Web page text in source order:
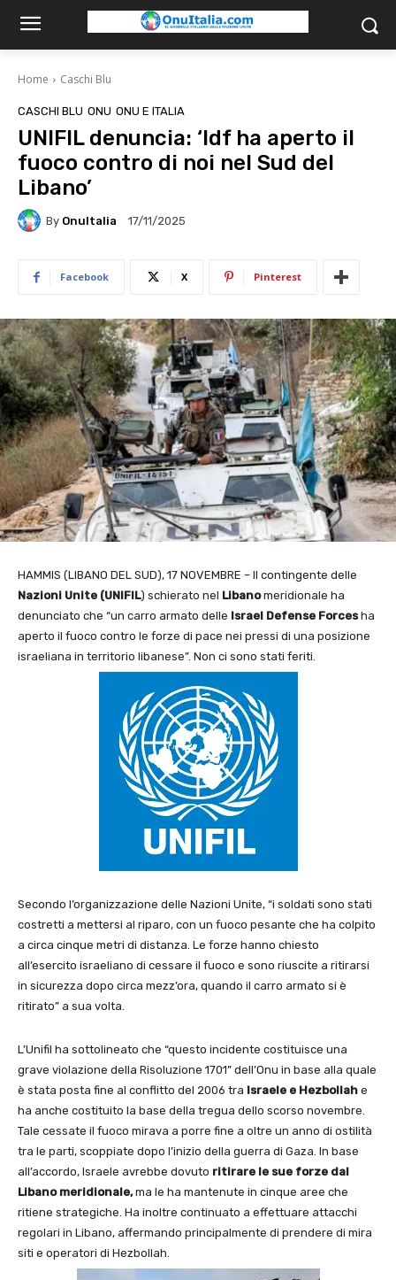
Home Caschi Blu
CASCHI BLU ONU ONU E ITALIA
UNIFIL denuncia: ‘Idf ha aperto il
fuoco contro di noi nel Sud del
Libano’
By OnuItalia 17/11/2025
Facebook X Pinterest
HAMMIS (LIBANO DEL SUD), 17 NOVEMBRE – Il contingente delle
Nazioni Unite (UNIFIL) schierato nel Libanomeridionale ha
denunciato che “un carro armato delle Israel Defense Forcesha
aperto il fuoco contro le forze di pace nei pressi di una posizione
israeliana in territorio libanese”. Non ci sono stati feriti.
Secondo l’organizzazione delle Nazioni Unite, “i soldati sono stati
costretti a mettersi al riparo, con un fuoco pesante che ha colpito
a circa cinque metri di distanza. Le forze hanno chiesto
all’esercito israeliano di cessare il fuoco e sono riuscite a ritirarsi
in sicurezza dopo circa mezz’ora, quando il carro armato si è
ritirato” a sua volta.
L’Unifil ha sottolineato che “questo incidente costituisce una
grave violazione della Risoluzione 1701” dell’Onu in base alla quale
è stata posta fine al conflitto del 2006 tra Israele e Hezbollah e
ha anche costituito la base della tregua dello scorso novembre.
Tale cessate il fuoco mirava a porre fine a oltre un anno di ostilità
tra le parti, scoppiate dopo l’inizio della guerra di Gaza. In base
all’accordo, Israele avrebbe dovuto ritirare le sue forze dal
Libano meridionale,ma le ha mantenute in cinque aree che
ritiene strategiche. Ha inoltre continuato a effettuare attacchi
regolari in Libano, affermando principalmente di prendere di mira
siti e operatori di Hezbollah.